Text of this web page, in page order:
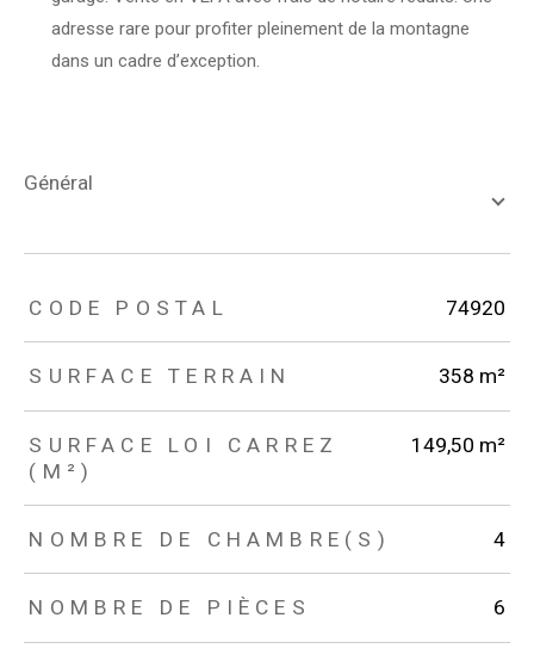
adresse rare pour profiter pleinement de la montagne
dans un cadre d’exception.
général
TRAD_ZEPHYR_Caracteristique TRAD_ZEPHYR_Valeurs
CODE POSTAL 74920
SURFACE TERRAIN 358 m²
SURFACE LOI CARREZ
(M²)
149,50 m²
NOMBRE DE CHAMBRE(S) 4
NOMBRE DE PIÈCES 6